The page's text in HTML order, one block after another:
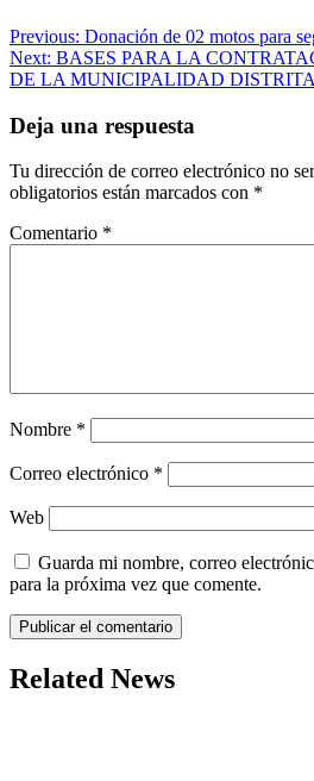
Navegación
de
Previous: Donación de 02 motos para
Next: BASES PARA LA
DE LA MUNICIPALIDAD
Deja una respuesta
Tu dirección de correo electrónico no
obligatorios están marcados con *
Comentario *
Nombre *
Correo electrónico *
Web
Guarda mi nombre, correo
para la próxima vez que comente.
Related News